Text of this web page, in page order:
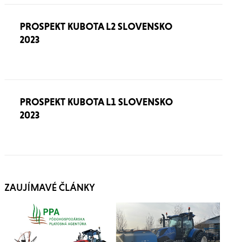
PROSPEKT KUBOTA L2 SLOVENSKO
2023
PROSPEKT KUBOTA L1 SLOVENSKO
2023
ZAUJÍMAVÉ ČLÁNKY